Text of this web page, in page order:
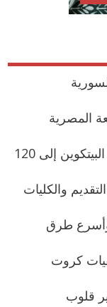
المصرية
ستاندرد تشارترد: توقعات بارتفاع اسعار البيتكوين إلى 120
وأماكن التقديم والكليات
نتيجة الثانوية العامة 2023 وأسرع طرق
وخلفيات كروت
قلوب